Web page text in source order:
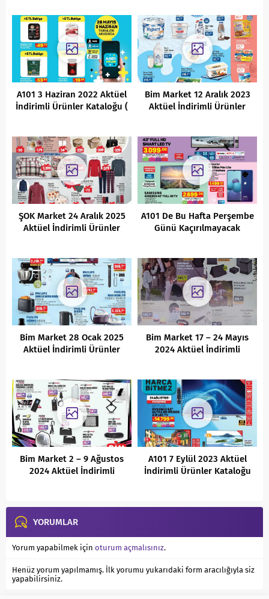
A101 3 Haziran 2022 Aktüel
İndirimli Ürünler Kataloğu (
Bim Market 12 Aralık 2023
Aktüel İndirimli Ürünler
ŞOK Market 24 Aralık 2025
Aktüel İndirimli Ürünler
A101 De Bu Hafta Perşembe
Günü Kaçırılmayacak
Bim Market 28 Ocak 2025
Aktüel İndirimli Ürünler
Bim Market 17 – 24 Mayıs
2024 Aktüel İndirimli
Bim Market 2 – 9 Ağustos
2024 Aktüel İndirimli
A101 7 Eylül 2023 Aktüel
İndirimli Ürünler Kataloğu
YORUMLAR
Yorum yapabilmek için oturum açmalısınız.
Henüz yorum yapılmamış. İlk yorumu yukarıdaki form aracılığıyla siz
yapabilirsiniz.